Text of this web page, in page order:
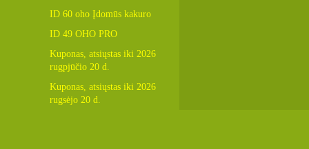
ID 60 oho Įdomūs kakuro
ID 49 OHO PRO
Kuponas, atsiųstas iki 2026
rugpjūčio 20 d.
Kuponas, atsiųstas iki 2026
rugsėjo 20 d.